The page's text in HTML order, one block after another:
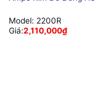
Model: 2200R
Giá:2,110,000₫